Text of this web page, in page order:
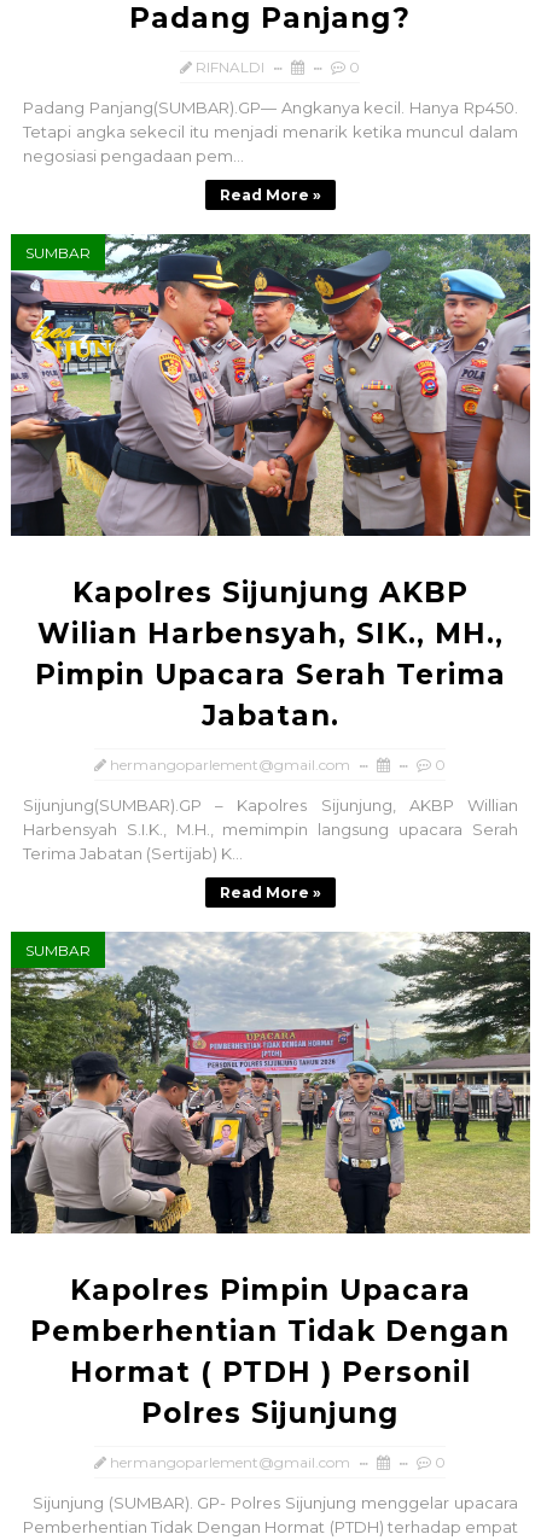
Padang Panjang?
RIFNALDI 0
Padang Panjang(SUMBAR).GP— Angkanya kecil. Hanya Rp450.
Tetapi angka sekecil itu menjadi menarik ketika muncul dalam
negosiasi pengadaan pem...
Read More »
SUMBAR
Kapolres Sijunjung AKBP
Wilian Harbensyah, SIK., MH.,
Pimpin Upacara Serah Terima
Jabatan.
hermangoparlement@gmail.com 0
Sijunjung(SUMBAR).GP – Kapolres Sijunjung, AKBP Willian
Harbensyah S.I.K., M.H., memimpin langsung upacara Serah
Terima Jabatan (Sertijab) K...
Read More »
SUMBAR
Kapolres Pimpin Upacara
Pemberhentian Tidak Dengan
Hormat ( PTDH ) Personil
Polres Sijunjung
hermangoparlement@gmail.com 0
Sijunjung (SUMBAR). GP- Polres Sijunjung menggelar upacara
Pemberhentian Tidak Dengan Hormat (PTDH) terhadap empat